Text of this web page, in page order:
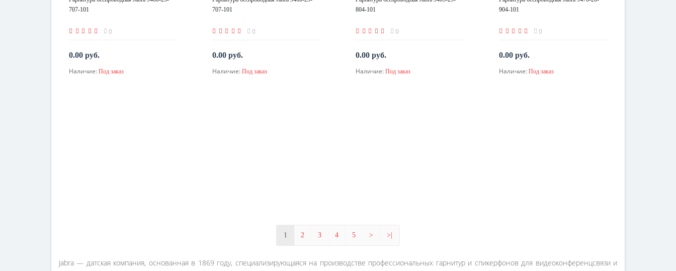
707-101
0
0.00 руб.
По запросу
Наличие: Под заказ
707-101
0
0.00 руб.
По запросу
Наличие: Под заказ
804-101
0
0.00 руб.
По запросу
Наличие: Под заказ
904-101
0
0.00 руб.
По запросу
Наличие: Под заказ
1 2 3 4 5 > >|
Jabra — датская компания, основанная в 1869 году, специализирующаяся на производстве профессиональных гарнитур и спикерфонов для видеоконференцсвязи и